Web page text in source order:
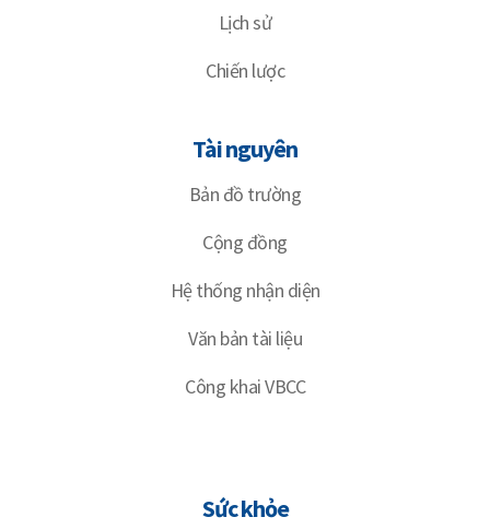
Lịch sử
Chiến lược
Tài nguyên
Bản đồ trường
Cộng đồng
Hệ thống nhận diện
Văn bản tài liệu
Công khai VBCC
Sức khỏe